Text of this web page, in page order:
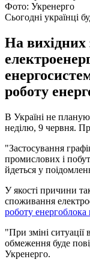
Фото: Укренерго
Сьогодні українці
На
роботу
В Україні не
неділю, 9 червня.
"Застосування
промислових і
йдеться у
У якості причини
споживання
роботу
"При зміні ситуації
обмеження буде
Укренерго.